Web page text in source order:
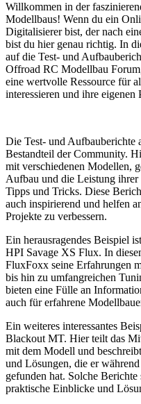
Willkommen in der
Modellbaus! Wenn du ein
Digitalisierer bist, der nach
bist du hier genau richtig. In
auf die Test- und
Offroad RC Modellbau
eine wertvolle Ressource für
interessieren und ihre
Die Test- und Aufbauberichte
Bestandteil der Community.
mit verschiedenen Modellen,
Aufbau und die Leistung
Tipps und Tricks. Diese
auch inspirierend und helfen
Projekte zu verbessern.
Ein herausragendes Beispiel
HPI Savage XS Flux. In
FluxFoxx seine Erfahrungen
bis hin zu umfangreichen
bieten eine Fülle an
auch für erfahrene
Ein weiteres interessantes
Blackout MT. Hier teilt das
mit dem Modell und
und Lösungen, die er
gefunden hat. Solche
praktische Einblicke und